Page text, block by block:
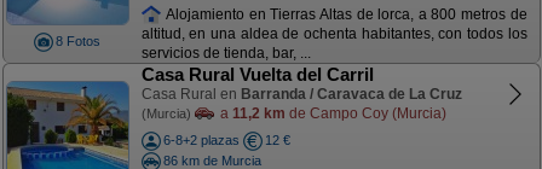
8 Fotos
Alojamiento en Tierras Altas de lorca, a 800 metros de
altitud, en una aldea de ochenta habitantes, con todos los
servicios de tienda, bar, ...
Casa Rural Vuelta del Carril
Casa Rural en Barranda / Caravaca de La Cruz
(Murcia) a 11,2 km de Campo Coy (Murcia)
6-8+2 plazas
12 €
86 km de Murcia